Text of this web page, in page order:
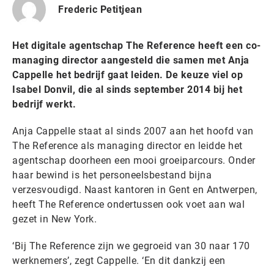
Frederic Petitjean
Het digitale agentschap The Reference heeft een co-
managing director aangesteld die samen met Anja
Cappelle het bedrijf gaat leiden. De keuze viel op
Isabel Donvil, die al sinds september 2014 bij het
bedrijf werkt.
Anja Cappelle staat al sinds 2007 aan het hoofd van
The Reference als managing director en leidde het
agentschap doorheen een mooi groeiparcours. Onder
haar bewind is het personeelsbestand bijna
verzesvoudigd. Naast kantoren in Gent en Antwerpen,
heeft The Reference ondertussen ook voet aan wal
gezet in New York.
‘Bij The Reference zijn we gegroeid van 30 naar 170
werknemers’, zegt Cappelle. ‘En dit dankzij een